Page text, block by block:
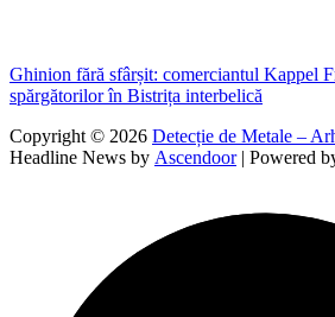
Navigare
în
articole
Ghinion fără sfârșit: comerciantul Kappel
spărgătorilor în Bistrița interbelică
Copyright © 2026 Detecție de Metale –
Headline News by Ascendoor| Powered